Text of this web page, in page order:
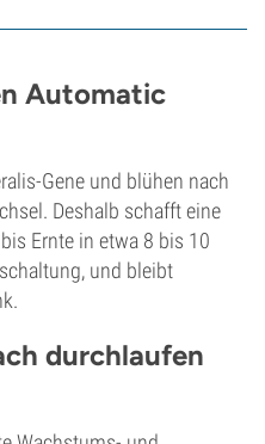
Automatic
Gene und blühen nach
Deshalb schafft eine
Ernte in etwa 8 bis 10
und bleibt
durchlaufen